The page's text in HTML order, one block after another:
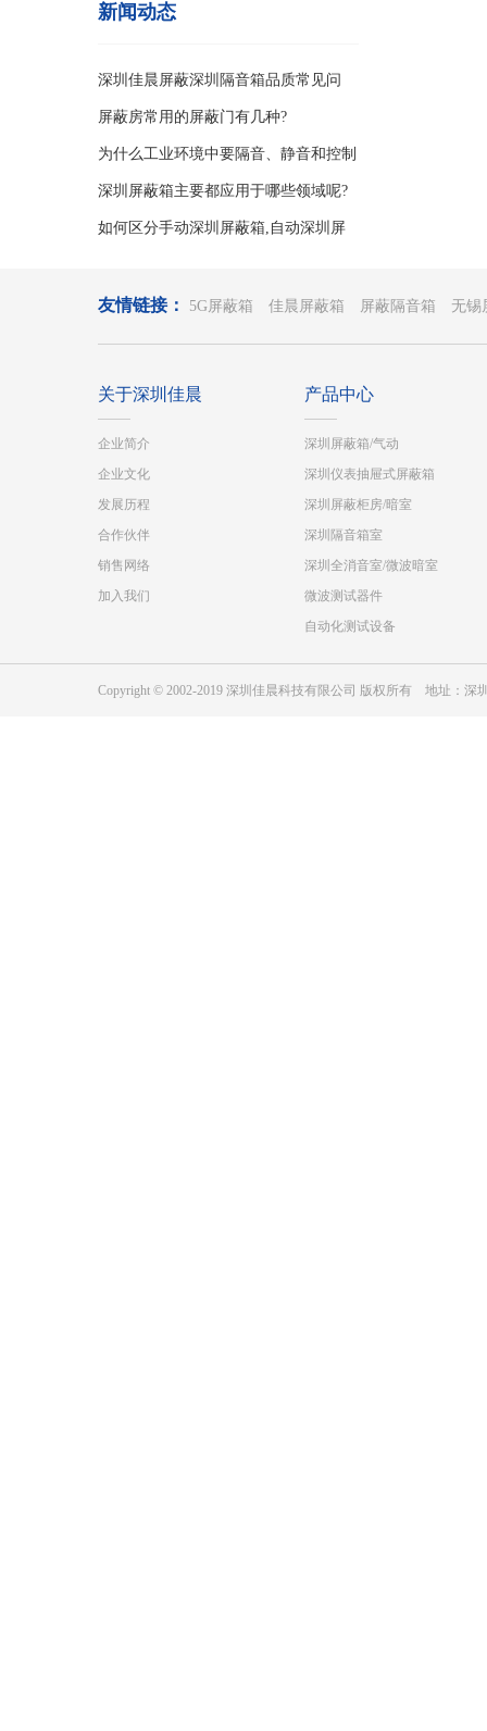
新闻动态
深圳佳晨屏蔽深圳隔音箱品质常见问
题？
屏蔽房常用的屏蔽门有几种?
为什么工业环境中要隔音、静音和控制
噪
深圳屏蔽箱主要都应用于哪些领域呢?
如何区分手动深圳屏蔽箱,自动深圳屏
友情链接： 5G屏蔽箱 佳晨屏蔽箱 屏蔽隔音箱 无锡
关于深圳佳晨
企业简介
企业文化
发展历程
合作伙伴
销售网络
加入我们
产品中心
深圳屏蔽箱/气动
深圳仪表抽屉式屏蔽箱
深圳屏蔽柜房/暗室
深圳隔音箱室
深圳全消音室/微波暗室
微波测试器件
自动化测试设备
Copyright © 2002-2019 深圳佳晨科技有限公司 版权所有 地址：